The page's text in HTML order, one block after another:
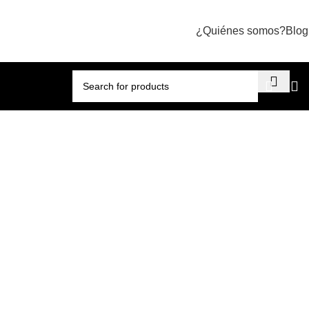
¿Quiénes somos?Blog